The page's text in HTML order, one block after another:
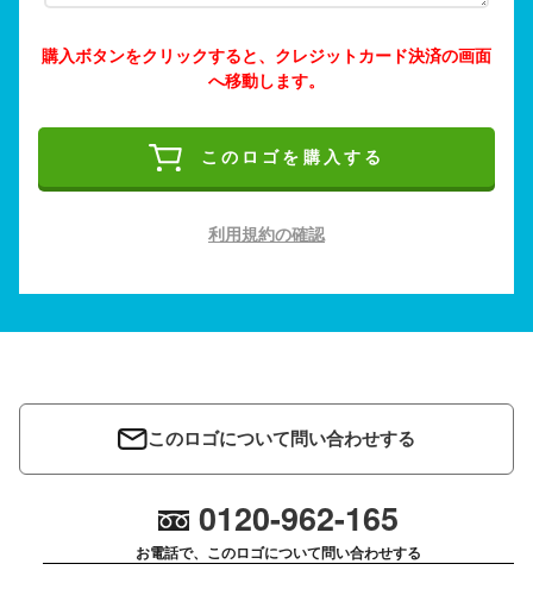
購入ボタンをクリックすると、クレジットカード決済の画面
へ移動します。
このロゴを購入する
利用規約の確認
このロゴについて問い合わせする
0120-962-165
お電話で、このロゴについて問い合わせする